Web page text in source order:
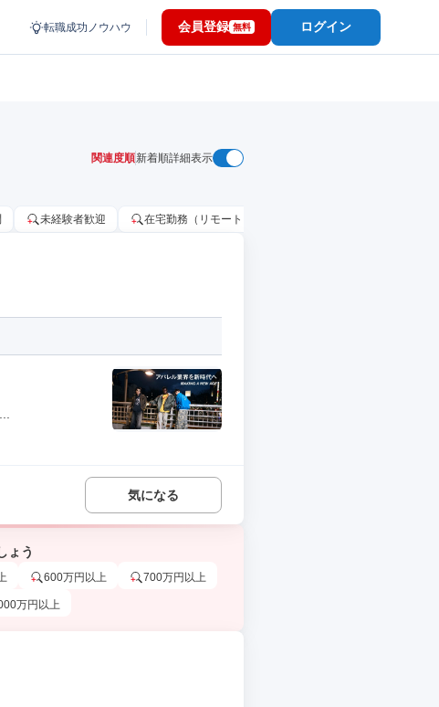
転職成功ノウハウ 会員登録 無料 ログイン
関連度順新着順詳細表示
未経験者歓迎 在宅勤務（リモートワーク）OK
気になる
ょう
600万円以上 700万円以上
万円以上